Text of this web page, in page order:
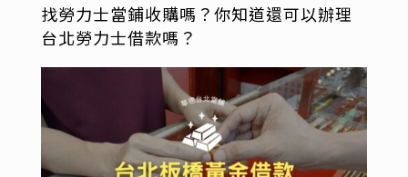
找勞力士當鋪收購嗎？你知道還可以辦理
台北勞力士借款嗎？